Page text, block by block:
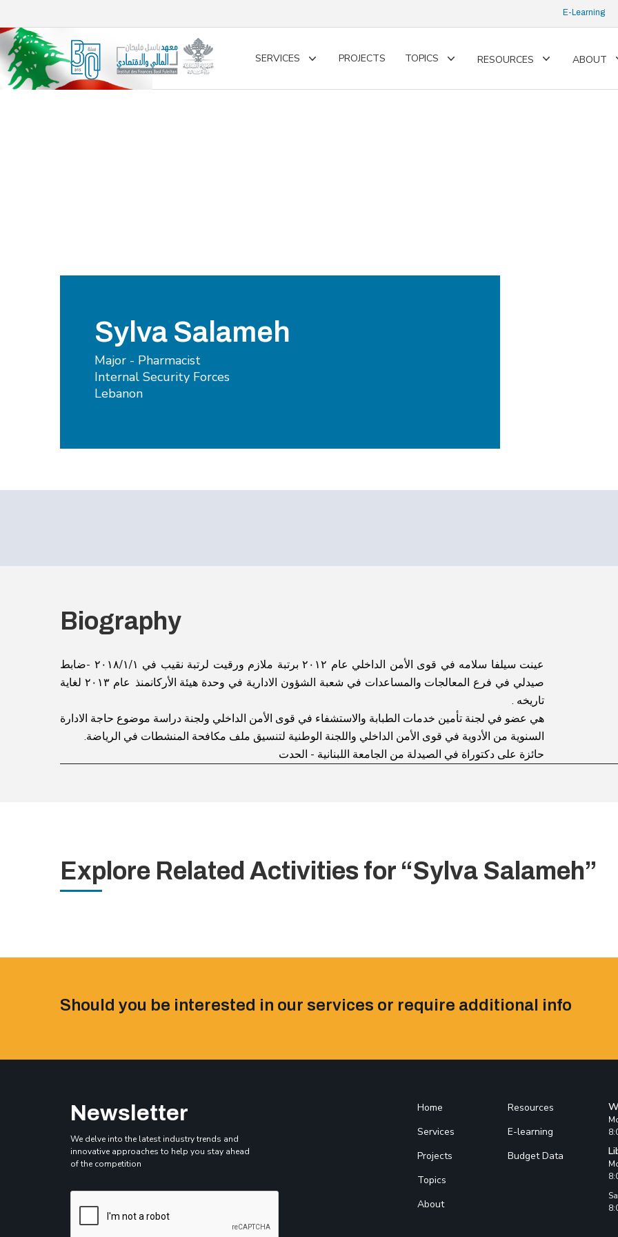
E-Learning
SERVICES
Toggle
PROJECTS TOPICS
ToggleRESOURCES
ToggleABOUT
Sylva Salameh
Major - Pharmacist
Internal Security Forces
Lebanon
Biography
عينت سيلفا سلامه في قوى الأمن الداخلي عام ٢٠١٢ برتبة ملازم ورقيت لرتبة نقيب في ٢٠١٨/١/١ -ضابط
صيدلي في فرع المعالجات والمساعدات في شعبة الشؤون الادارية في وحدة هيئة الأركانمنذ عام ٢٠١٣ لغاية
تاريخه .
هي عضو في لجنة تأمين خدمات الطبابة والاستشفاء في قوى الأمن الداخلي و
السنوية من الأدوية في قوى الأمن الداخلي واللجنة الوطنية لتنسيق ملف مكافحة المنشطات في الرياضة.
حائزة على دكتوراة في الصيدلة من الجامعة اللبنانية - الحدت
Explore Related Activities for “Sylva Salameh”
Should you be interested in our services or require additional info
Newsletter
We delve into the latest industry trends and
innovative approaches to help you stay ahead
of the competition
Home
Services
Projects
Topics
About
Resources
E-learning
Budget Data